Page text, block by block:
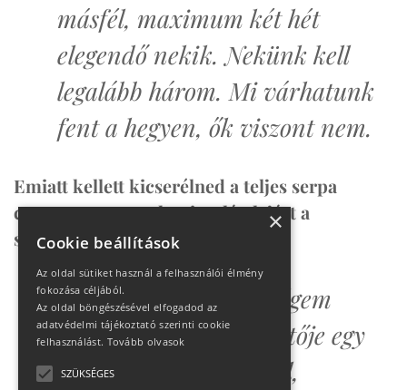
másfél, maximum két hét
elegendő nekik. Nekünk kell
legalább három. Mi várhatunk
fent a hegyen, ők viszont nem.
Emiatt kellett kicserélned a teljes serpa
csapatot, vagy csak szimplán lejárt a
szerződésük?
Nem, ezt a szervező cégem
(Seven Summits) vezetője egy
személyben döntötte el,
×
Cookie beállítások
Az oldal sütiket használ a felhasználói élmény
fokozása céljából.
Az oldal böngészésével elfogadod az
adatvédelmi tájékoztató szerinti cookie
felhasználást. Tovább olvasok
SZÜKSÉGES